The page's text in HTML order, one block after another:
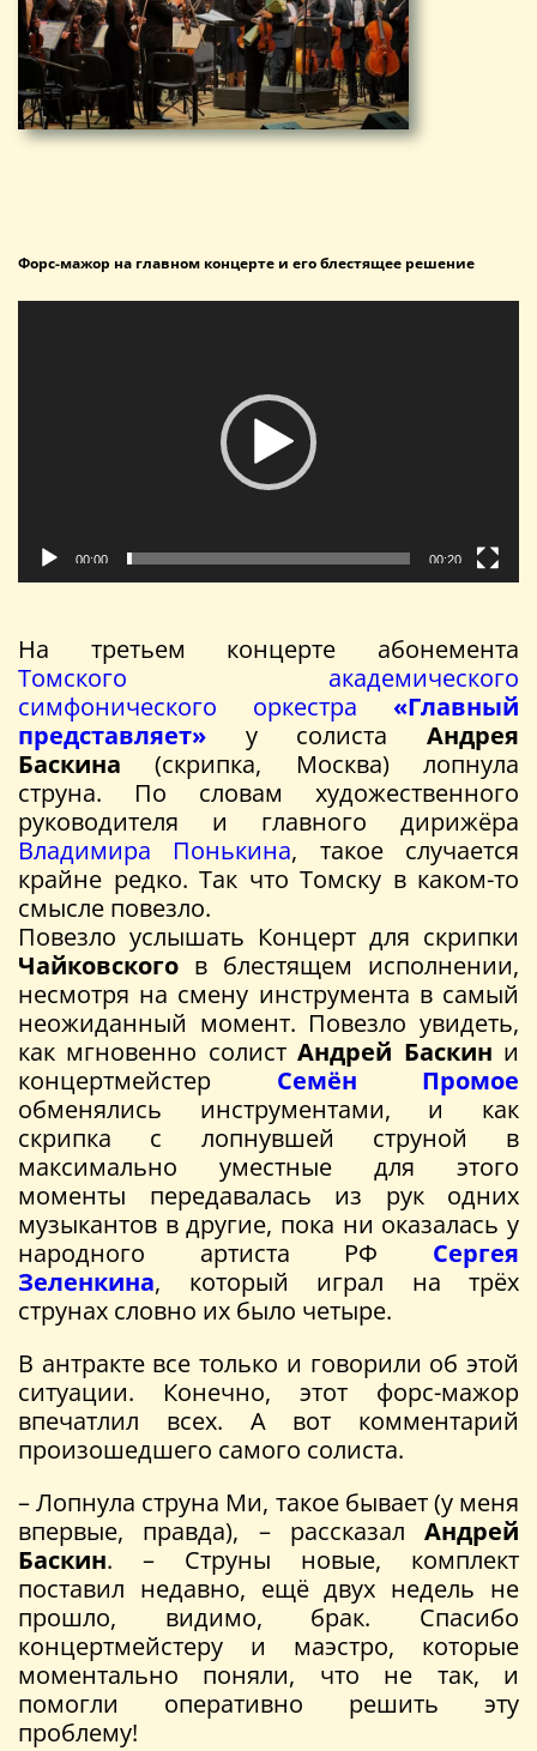
Форс-мажор на главном концерте и его блестящее решение
00:00 00:20
На третьем концерте абонемента
Томского академического
симфонического оркестра
«Главный
представляет» у солиста Андрея
Баскина (скрипка, Москва) лопнула
струна. По словам художественного
руководителя и главного дирижёра
Владимира Понькина, такое случается
крайне редко. Так что Томску в каком-то
смысле повезло.
Повезло услышать Концерт для скрипки
Чайковского в блестящем исполнении,
несмотря на смену инструмента в самый
неожиданный момент. Повезло увидеть,
как мгновенно солистАндрей Баскин и
концертмейстер Семён Промое
обменялись инструментами, и как
скрипка с лопнувшей струной в
максимально уместные для этого
моменты передавалась из рук одних
музыкантов в другие, пока ни оказалась у
народного артиста РФ Сергея
Зеленкина, который играл на трёх
струнах словно их было четыре.
В антракте все только и говорили об этой
ситуации. Конечно, этот форс-мажор
впечатлил всех. А вот комментарий
произошедшего самого солиста.
– Лопнула струна Ми, такое бывает (у меня
впервые, правда), – рассказал Андрей
Баскин. – Струны новые, комплект
поставил недавно, ещё двух недель не
прошло, видимо, брак. Спасибо
концертмейстеру и маэстро, которые
моментально поняли, что не так, и
помогли оперативно решить эту
проблему!